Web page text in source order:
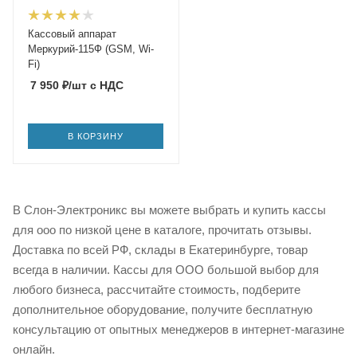
Кассовый аппарат
Меркурий-115Ф (GSM, Wi-
Fi)
7 950 ₽/шт с НДС
В КОРЗИНУ
В Слон-Электроникс вы можете выбрать и купить кассы
для ооо по низкой цене в каталоге, прочитать отзывы.
Доставка по всей РФ, склады в Екатеринбурге, товар
всегда в наличии. Кассы для ООО большой выбор для
любого бизнеса, рассчитайте стоимость, подберите
дополнительное оборудование, получите бесплатную
консультацию от опытных менеджеров в интернет-магазине
онлайн.